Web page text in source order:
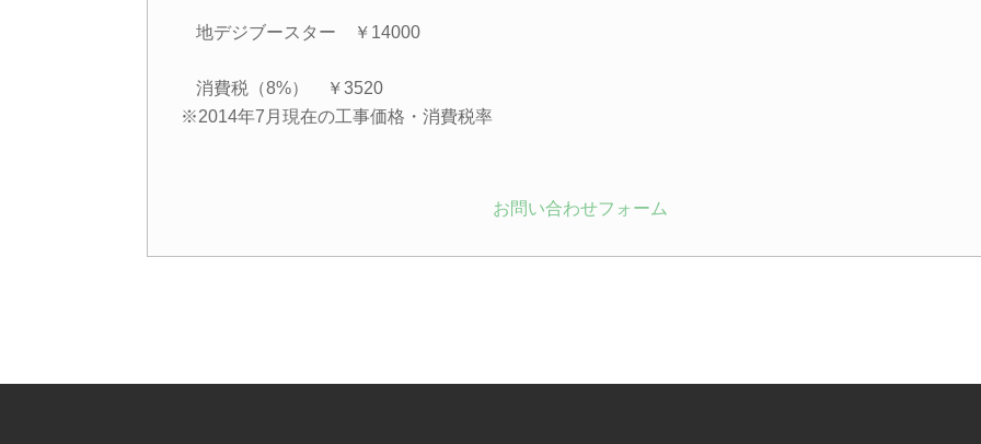
地デジブースター ￥14000
消費税（8%） ￥3520
※2014年7月現在の工事価格・消費税率
お問い合わせフォーム